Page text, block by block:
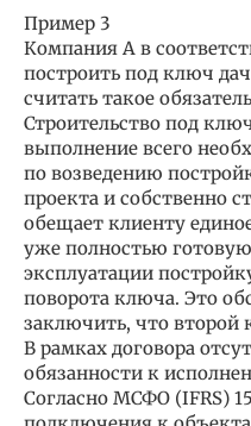
Пример 3
Компания А в
построить под ключ
считать такое
Строительство под
выполнение всего
по возведению
проекта и собственно
обещает клиенту
уже полностью
эксплуатации
поворота ключа. Это
заключить, что второй
В рамках договора
обязанности к
Согласно МСФО (IFRS)